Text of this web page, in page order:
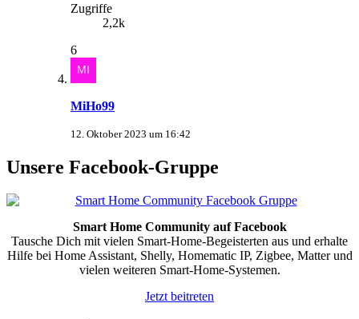
Zugriffe
2,2k
6
MiHo99
12. Oktober 2023 um 16:42
Unsere Facebook-Gruppe
Smart Home Community auf Facebook
Tausche Dich mit vielen Smart-Home-Begeisterten aus und erhalte
Hilfe bei Home Assistant, Shelly, Homematic IP, Zigbee, Matter und
vielen weiteren Smart-Home-Systemen.
Jetzt beitreten